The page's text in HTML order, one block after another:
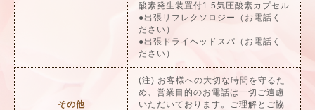
酸素発生装置付1.5気圧酸素カプセル
●出張リフレクソロジー（お電話く
ださい）
●出張ドライヘッドスパ（お電話く
ださい）
その他
(注) お客様への大切な時間を守るた
め、営業目的のお電話は一切ご遠慮
いただいております。ご理解とご協